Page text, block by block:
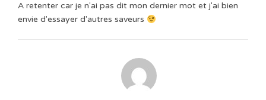
A retenter car je n'ai pas dit mon dernier mot et j'ai bien
envie d'essayer d'autres saveurs